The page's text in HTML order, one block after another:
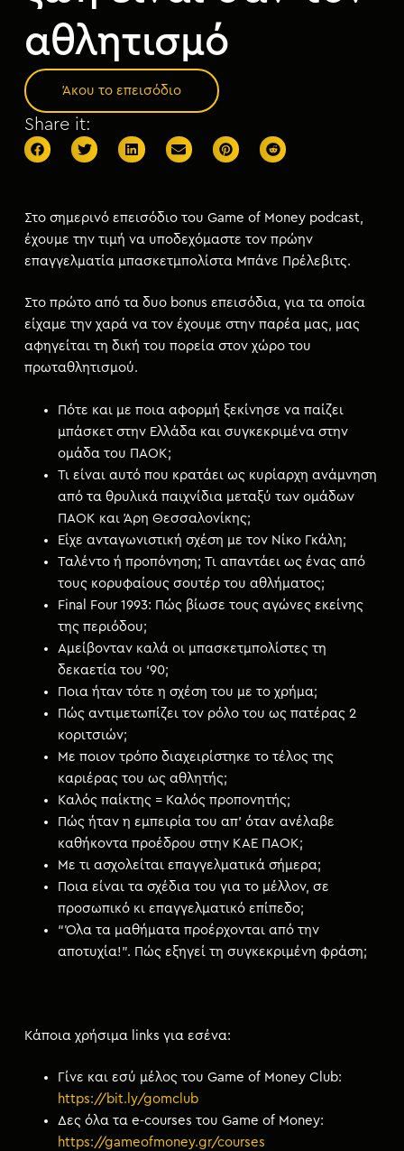
αθλητισμό
Άκου το επεισόδιο
Share it:
Στο σημερινό επεισόδιο του Game of Money podcast,
έχουμε την τιμή να υποδεχόμαστε τον πρώην
επαγγελματία μπασκετμπολίστα Μπάνε Πρέλεβιτς.
Στο πρώτο από τα δυο bonus επεισόδια, για τα οποία
είχαμε την χαρά να τον έχουμε στην παρέα μας, μας
αφηγείται τη δική του πορεία στον χώρο του
πρωταθλητισμού.
Πότε και με ποια αφορμή ξεκίνησε να παίζει
μπάσκετ στην Ελλάδα και συγκεκριμένα στην
ομάδα του ΠΑΟΚ;
Τι είναι αυτό που κρατάει ως κυρίαρχη ανάμνηση
από τα θρυλικά παιχνίδια μεταξύ των ομάδων
ΠΑΟΚ και Άρη Θεσσαλονίκης;
Είχε ανταγωνιστική σχέση με τον Νίκο Γκάλη;
Ταλέντο ή προπόνηση; Τι απαντάει ως ένας από
τους κορυφαίους σουτέρ του αθλήματος;
Final Four 1993: Πώς βίωσε τους αγώνες εκείνης
της περιόδου;
Αμείβονταν καλά οι μπασκετμπολίστες τη
δεκαετία του ‘90;
Ποια ήταν τότε η σχέση του με το χρήμα;
Πώς αντιμετωπίζει τον ρόλο του ως πατέρας 2
κοριτσιών;
Με ποιον τρόπο διαχειρίστηκε το τέλος της
καριέρας του ως αθλητής;
Καλός παίκτης = Καλός προπονητής;
Πώς ήταν η εμπειρία του απ’ όταν ανέλαβε
καθήκοντα προέδρου στην ΚΑΕ ΠΑΟΚ;
Με τι ασχολείται επαγγελματικά σήμερα;
Ποια είναι τα σχέδια του για το μέλλον, σε
προσωπικό κι επαγγελματικό επίπεδο;
“Όλα τα μαθήματα προέρχονται από την
αποτυχία!”. Πώς εξηγεί τη συγκεκριμένη φράση;
Κάποια χρήσιμα links για εσένα:
Γίνε και εσύ μέλος του Game of Money Club:
https://bit.ly/gomclub
Δες όλα τα e-courses του Game of Money:
https://gameofmoney.gr/courses